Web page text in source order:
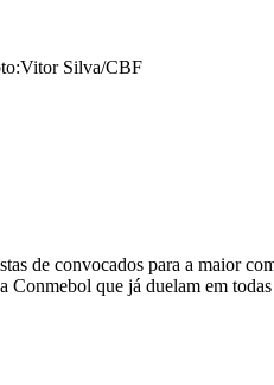
Silva/CBF
de convocados para a maior
que já duelam em todas